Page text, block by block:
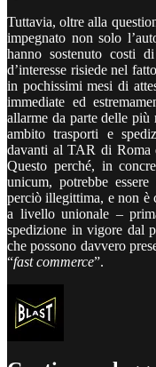
Tuttavia, oltre alla
impegnato non solo
hanno sostenuto costi
d’interesse risiede nel
in pochissimi mesi di
immediate ed
allarme da parte delle
ambito trasporti e
davanti al TAR di Roma
Questo perché, in
unicum, potrebbe
perciò illegittima, e non è
a livello unionale –
spedizione in vigore dal
che possono davvero
“fast commerce”.